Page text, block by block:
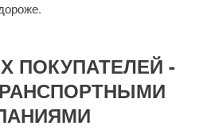
ПОКУПАТЕЛЕЙ -